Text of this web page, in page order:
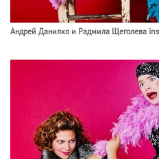
Андрей Данилко и Радмила Щеголева